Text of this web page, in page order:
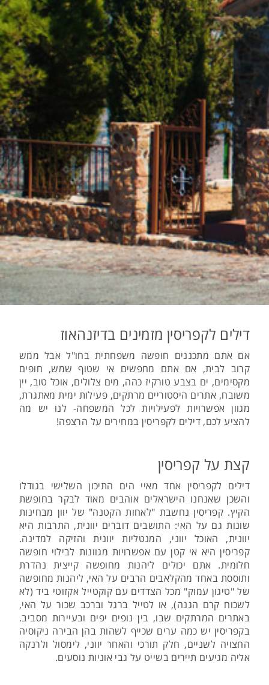
דילים לקפריסין מזמינים בדיזנהאוז
אם אתם מתכננים חופשה משפחתית בחו"ל אבל ממש
קרוב לבית, אם אתם מחפשים אי שטוף שמש, חופים
מקסימים, ים בצבע טורקיז כהה, מים צלולים, אוכל טוב, יין
משובח, אתרים היסטוריים מרתקים, פעילות ימית מאתגרת,
מגוון אפשרויות לפעילויות לכל המשפחה- לנו יש מה
להציע לכם, דילים לקפריסין במחירים על הרצפה!
קצת על קפריסין
דילים לקפריסין אחד מאיי הים התיכון השלישי בגודלו
והשכן שאנחנו הישראלים אוהבים מאוד לבקר בחופשת
הקיץ. קפריסין נחשבת "לאחות הקטנה" של יוון מבחינות
שונות גם על האי: התושבים דוברים יוונית, התרבות היא
יוונית, האוכל יווני, המנטליות יוונית והזיקה למדינה.
קפריסין היא אי קטן עם אפשרויות מגוונות לבילוי חופשה
חלומית. אתם יכולים ליהנות מחופשה קייצית נהדרת
ותוססת באחד מהקלאבים הרבים על האי, ליהנות מחופשה
של "טיגון עמוק" מכל הצדדים עם קוקטייל אקזוטי ביד (לא
לשכוח קרם הגנה), או לטייל ברגל וברכב שכור על האי,
באתרים המרתקים שבו, בין נופים יפים ובעיירות מסביב.
בקפריסין יש כמה ערים שכייף לשהות בהן הבירה ניקוסיה
החצויה לשניים, חלק תורכי והאחר יווני, לימסול ולרנקה
אליה מגיעים תיירים בשייט על גבי אוניות נוסעים.